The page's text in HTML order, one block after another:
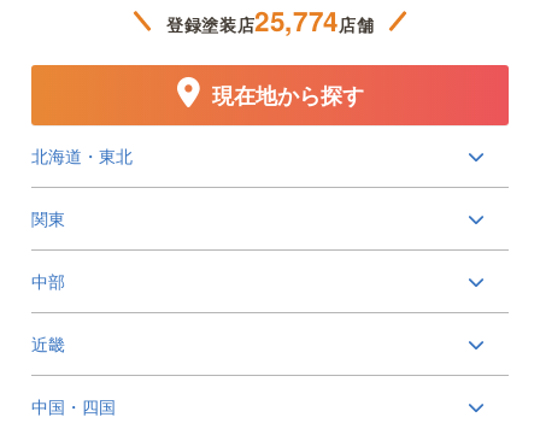
登録塗装店25,774店舗
北海道・東北
関東
中部
近畿
中国・四国
現在地から探す